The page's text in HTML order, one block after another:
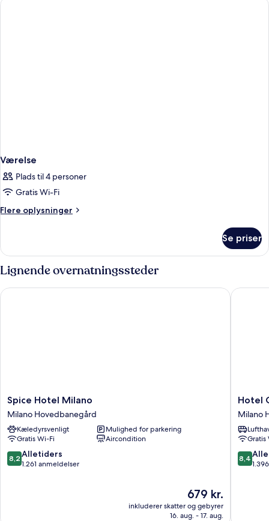
Værelse
Plads til 4 personer
Gratis Wi-Fi
Flere oplysninger
Flere
Se priser
Lignende overnatningssteder
Spice
Hotel
Milano
Milano
Hovedbanegård
Spice Hotel Milano
Milano Hovedbanegård
Kæledyrsvenligt
Mulighed for parkering
Gratis Wi-Fi
Aircondition
8.2
ud
8,2 Alletiders
1.261 anmeldelser
Prisen
679 kr.
679 kr.
inkluderer skatter og gebyrer
16. aug. - 17. aug.
Spice Hotel Milano
Hotel
Glam
Milano
Milano
Hotel
Milano
Gratis
8.4
ud
8,4
Hotel